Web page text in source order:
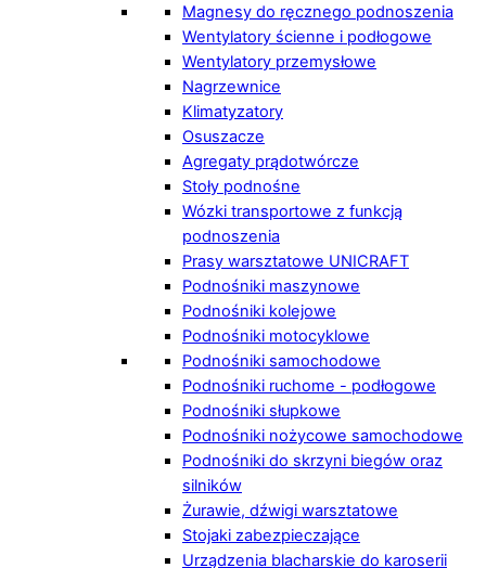
Magnesy do ręcznego podnoszenia
Wentylatory ścienne i podłogowe
Wentylatory przemysłowe
Nagrzewnice
Klimatyzatory
Osuszacze
Agregaty prądotwórcze
Stoły podnośne
Wózki transportowe z funkcją
podnoszenia
Prasy warsztatowe UNICRAFT
Podnośniki maszynowe
Podnośniki kolejowe
Podnośniki motocyklowe
Podnośniki samochodowe
Podnośniki ruchome - podłogowe
Podnośniki słupkowe
Podnośniki nożycowe samochodowe
Podnośniki do skrzyni biegów oraz
silników
Żurawie, dźwigi warsztatowe
Stojaki zabezpieczające
Urządzenia blacharskie do karoserii